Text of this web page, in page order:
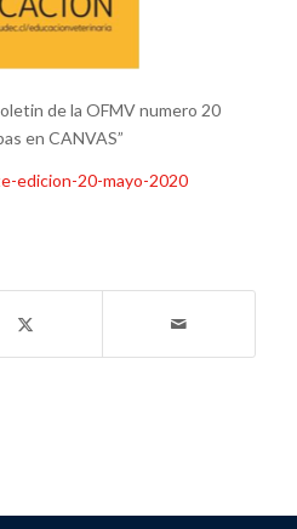
de la OFMV numero 20
en CANVAS”
edicion-20-mayo-2020